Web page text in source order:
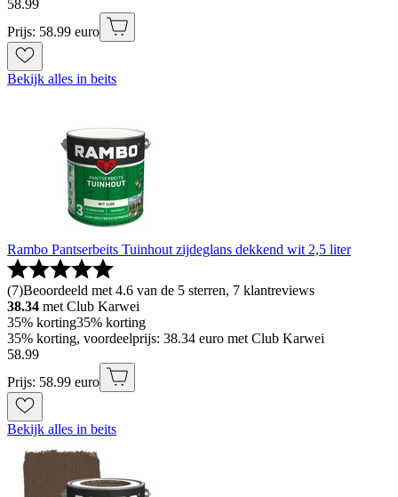
58.99
Prijs: 58.99 euro
Bekijk alles in beits
Rambo Pantserbeits Tuinhout zijdeglans dekkend wit 2,5 liter
(7)Beoordeeld met 4.6 van de 5 sterren, 7 klantreviews
38.34 met Club Karwei
35% korting35% korting
35% korting, voordeelprijs: 38.34 euro met Club Karwei
58.99
Prijs: 58.99 euro
Bekijk alles in beits